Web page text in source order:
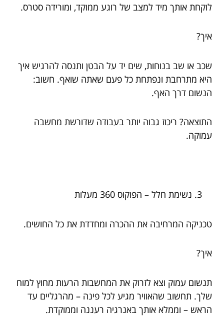
לוקחת אותך מיד למצב של רוגע ממוקד, ומורידה סטרס.
איך?
שכב או שב בנוחות, שים יד על הבטן ותנסה להרגיש איך
היא מתרחבת ונפתחת כל פעם שאתה שואף. חשוב:
הנשום דרך האף.
התוצאה? ריכוז גבוה יותר בעבודה שדורשת מחשבה
עמוקה.
נשימת חלל – הפוקוס 360 מעלות
טכניקה המרחיבה את ההכרה ומחדדת את כל החושים.
איך?
תנשום עמוק וצא לזרוק את המחשבות הרעות מחוץ למוח
שלך. תחשוב שהאוויר מגיע לכל פינה – מהרגליים עד
הראש – וממלא אותך באנרגיה רעננה וממוקדת.